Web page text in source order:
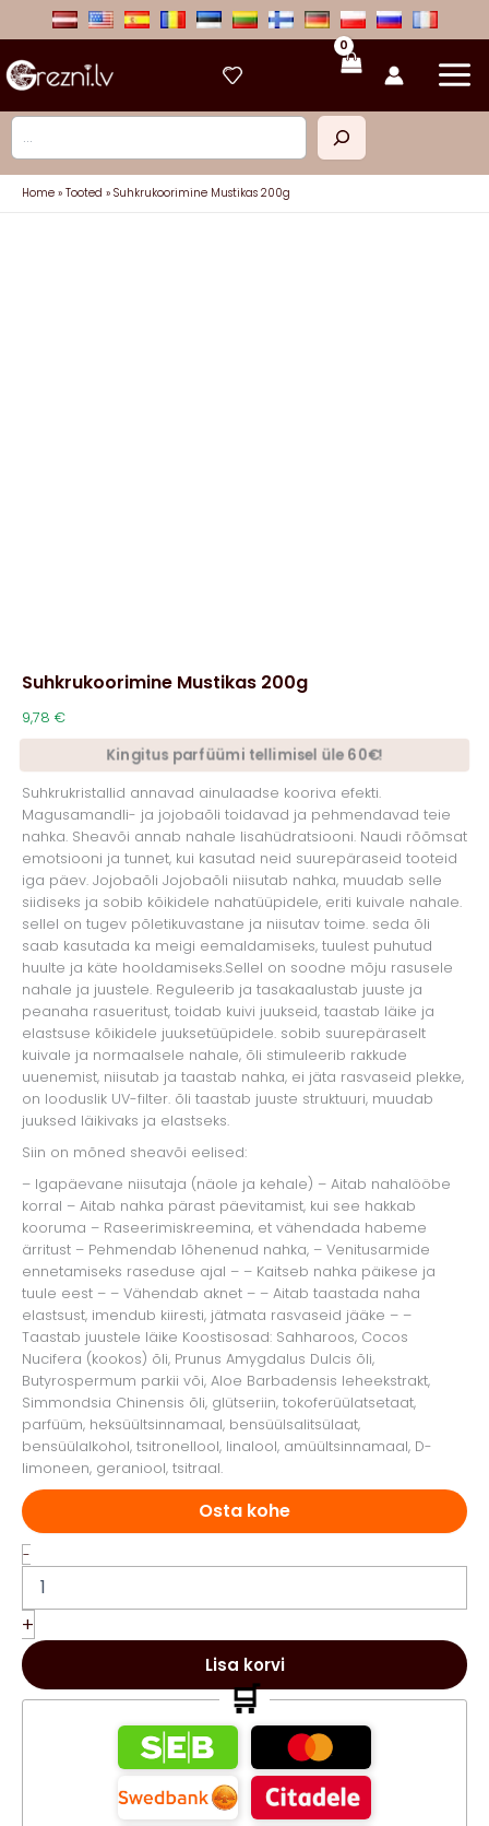
Otsi
Home Tooted Suhkrukoorimine Mustikas 200g
Suhkrukoorimine Mustikas 200g
9,78 €
Kingitus parfüümi tellimisel üle 60€!
Suhkrukristallid annavad ainulaadse kooriva efekti.
Magusamandli- ja jojobaõli toidavad ja pehmendavad teie
nahka. Sheavõi annab nahale lisahüdratsiooni. Naudi rõõmsat
emotsiooni ja tunnet, kui kasutad neid suurepäraseid tooteid
iga päev. Jojobaõli Jojobaõli niisutab nahka, muudab selle
siidiseks ja sobib kõikidele nahatüüpidele, eriti kuivale nahale.
sellel on tugev põletikuvastane ja niisutav toime. seda õli
saab kasutada ka meigi eemaldamiseks, tuulest puhutud
huulte ja käte hooldamiseks.Sellel on soodne mõju rasusele
nahale ja juustele. Reguleerib ja tasakaalustab juuste ja
peanaha rasueritust, toidab kuivi juukseid, taastab läike ja
elastsuse kõikidele juuksetüüpidele. sobib suurepäraselt
kuivale ja normaalsele nahale, õli stimuleerib rakkude
uuenemist, niisutab ja taastab nahka, ei jäta rasvaseid plekke,
on looduslik UV-filter. õli taastab juuste struktuuri, muudab
juuksed läikivaks ja elastseks.
Siin on mõned sheavõi eelised:
– Igapäevane niisutaja (näole ja kehale) – Aitab nahalööbe
korral – Aitab nahka pärast päevitamist, kui see hakkab
kooruma – Raseerimiskreemina, et vähendada habeme
ärritust – Pehmendab lõhenenud nahka, – Venitusarmide
ennetamiseks raseduse ajal – – Kaitseb nahka päikese ja
tuule eest – – Vähendab aknet – – Aitab taastada naha
elastsust, imendub kiiresti, jätmata rasvaseid jääke – –
Taastab juustele läike Koostisosad: Sahharoos, Cocos
Nucifera (kookos) õli, Prunus Amygdalus Dulcis õli,
Butyrospermum parkii või, Aloe Barbadensis leheekstrakt,
Simmondsia Chinensis õli, glütseriin, tokoferüülatsetaat,
parfüüm, heksüültsinnamaal, bensüülsalitsülaat,
bensüülalkohol, tsitronellool, linalool, amüültsinnamaal, D-
limoneen, geraniool, tsitraal.
Osta kohe
-
Mustikas
200g
kogus
+
Lisa korvi
🛒